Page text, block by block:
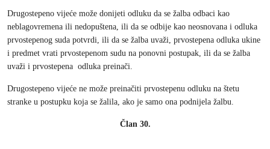
Drugostepeno vijeće može donijeti odluku da se žalba odbaci kao
neblagovremena ili nedopuštena, ili da se odbije kao neosnovana i odluka
prvostepenog suda potvrdi, ili da se žalba uvaži, prvostepena odluka ukine
i predmet vrati prvostepenom sudu na ponovni postupak, ili da se žalba
uvaži i prvostepena odluka preinači.
Drugostepeno vijeće ne može preinačiti prvostepenu odluku na štetu
stranke u postupku koja se žalila, ako je samo ona podnijela žalbu.
Član 30.